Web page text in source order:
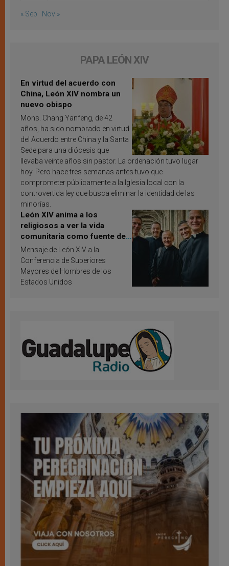
« Sep Nov »
PAPA LEÓN XIV
En virtud del acuerdo con
China, León XIV nombra un
nuevo obispo
Mons. Chang Yanfeng, de 42
años, ha sido nombrado en virtud
del Acuerdo entre China y la Santa
Sede para una diócesis que
llevaba veinte años sin pastor. La ordenación tuvo lugar
hoy. Pero hace tres semanas antes tuvo que
comprometer públicamente a la Iglesia local con la
controvertida ley que busca eliminar la identidad de las
minorías.
León XIV anima a los
religiosos a ver la vida
comunitaria como fuente de
inspiración y santificación
Mensaje de León XIV a la
Conferencia de Superiores
Mayores de Hombres de los
Estados Unidos